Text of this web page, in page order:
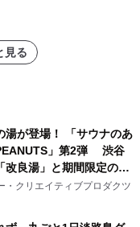
見る
湯が登場！ 「サウナのあ
」第2弾 渋谷
改良湯」と期間限定のコ
ン サウナイキタイコラ
決定！
・クリエイティブプロダクツ